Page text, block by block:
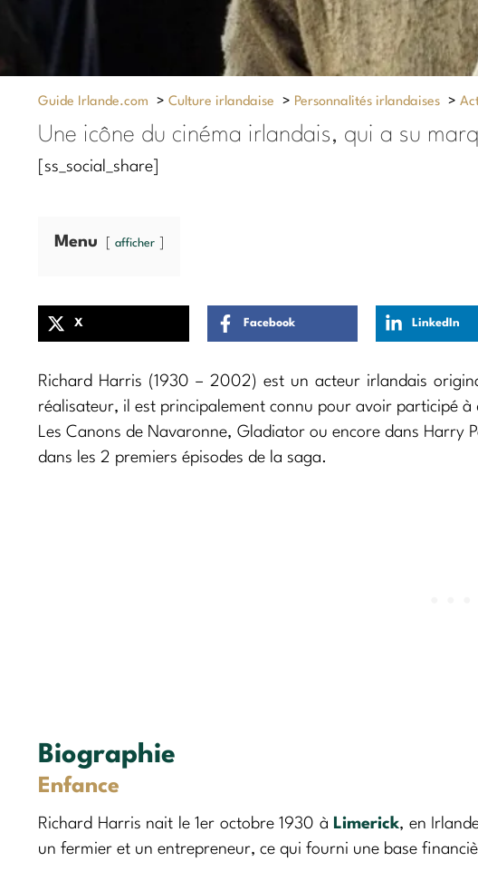
Guide Irlande.com > Culture irlandaise > Personnalités irlandaises >
Une icône du cinéma irlandais, qui a su
[ss_social_share]
Menu afficher
X Facebook LinkedIn
Richard Harris (1930 – 2002) est un acteur irlandais
réalisateur, il est principalement connu pour avoir participé à
Les Canons de Navaronne, Gladiator ou encore dans Harry
dans les 2 premiers épisodes de la saga.
Biographie
Enfance
Richard Harris nait le 1er octobre 1930 à Limerick, en
un fermier et un entrepreneur, ce qui fourni une base